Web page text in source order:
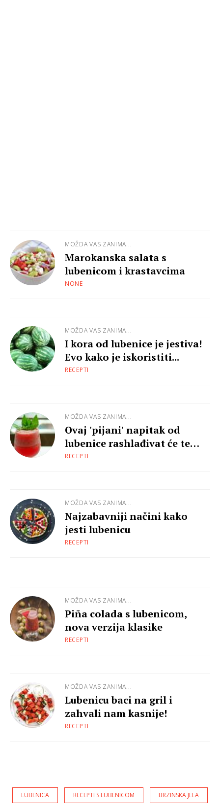
MOŽDA VAS ZANIMA...
Marokanska salata s
lubenicom i krastavcima
NONE
MOŽDA VAS ZANIMA...
I kora od lubenice je jestiva!
Evo kako je iskoristiti...
RECEPTI
MOŽDA VAS ZANIMA...
Ovaj 'pijani' napitak od
lubenice rashlađivat će te
cijelo ljeto
RECEPTI
MOŽDA VAS ZANIMA...
Najzabavniji načini kako
jesti lubenicu
RECEPTI
MOŽDA VAS ZANIMA...
Piña colada s lubenicom,
nova verzija klasike
RECEPTI
MOŽDA VAS ZANIMA...
Lubenicu baci na gril i
zahvali nam kasnije!
RECEPTI
LUBENICA RECEPTI S LUBENICOM BRZINSKA JELA